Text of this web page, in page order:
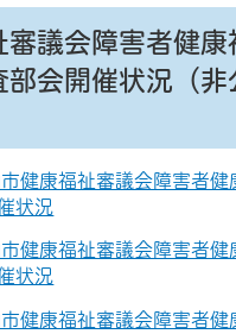
健康・医療> 柏市健康福祉審議会
催状況（非公開会議）
審議会障害者健康
部会開催状況（非
健康福祉審議会障害者健
状況
健康福祉審議会障害者健
状況
健康福祉審議会障害者健